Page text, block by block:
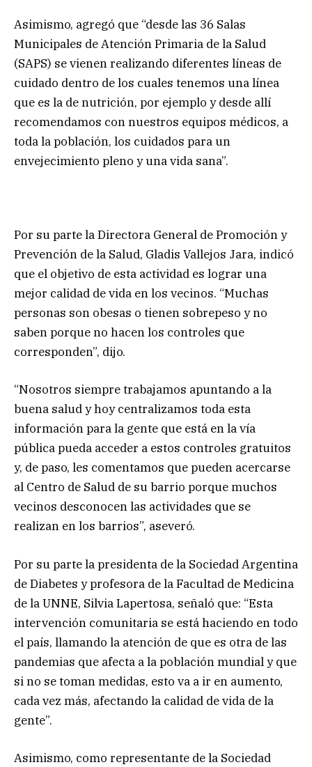
Asimismo, agregó que “desde las 36 Salas
Municipales de Atención Primaria de la Salud
(SAPS) se vienen realizando diferentes líneas de
cuidado dentro de los cuales tenemos una línea
que es la de nutrición, por ejemplo y desde allí
recomendamos con nuestros equipos médicos, a
toda la población, los cuidados para un
envejecimiento pleno y una vida sana”.
Por su parte la Directora General de Promoción y
Prevención de la Salud, Gladis Vallejos Jara, indicó
que el objetivo de esta actividad es lograr una
mejor calidad de vida en los vecinos. “Muchas
personas son obesas o tienen sobrepeso y no
saben porque no hacen los controles que
corresponden”, dijo.
“Nosotros siempre trabajamos apuntando a la
buena salud y hoy centralizamos toda esta
información para la gente que está en la vía
pública pueda acceder a estos controles gratuitos
y, de paso, les comentamos que pueden acercarse
al Centro de Salud de su barrio porque muchos
vecinos desconocen las actividades que se
realizan en los barrios”, aseveró.
Por su parte la presidenta de la Sociedad Argentina
de Diabetes y profesora de la Facultad de Medicina
de la UNNE, Silvia Lapertosa, señaló que: “Esta
intervención comunitaria se está haciendo en todo
el país, llamando la atención de que es otra de las
pandemias que afecta a la población mundial y que
si no se toman medidas, esto va a ir en aumento,
cada vez más, afectando la calidad de vida de la
gente”.
Asimismo, como representante de la Sociedad